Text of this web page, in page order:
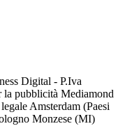
Digital - P.Iva
pubblicità Mediamond
Amsterdam (Paesi
Monzese (MI)